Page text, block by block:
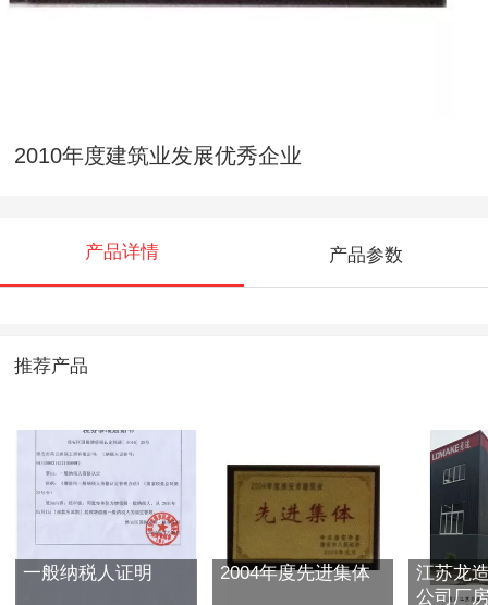
2010年度建筑业发展优秀企业
产品详情 产品参数
推荐产品
一般纳税人证明 2004年度先进集体
江苏龙
公司厂